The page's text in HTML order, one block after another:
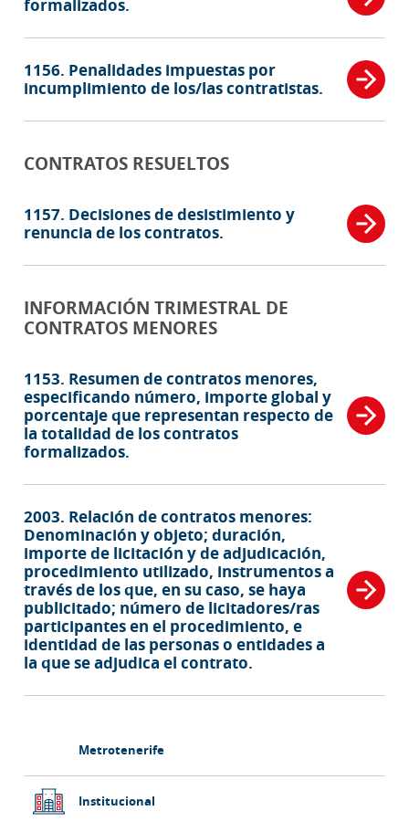
formalizados.
1156. Penalidades impuestas por
incumplimiento de los/las contratistas.
CONTRATOS RESUELTOS
1157. Decisiones de desistimiento y
renuncia de los contratos.
INFORMACIÓN TRIMESTRAL DE
CONTRATOS MENORES
1153. Resumen de contratos menores,
especificando número, importe global y
porcentaje que representan respecto de
la totalidad de los contratos
formalizados.
2003. Relación de contratos menores:
Denominación y objeto; duración,
importe de licitación y de adjudicación,
procedimiento utilizado, instrumentos a
través de los que, en su caso, se haya
publicitado; número de licitadores/ras
participantes en el procedimiento, e
identidad de las personas o entidades a
la que se adjudica el contrato.
lateral
principal
Metrotenerife
Institucional